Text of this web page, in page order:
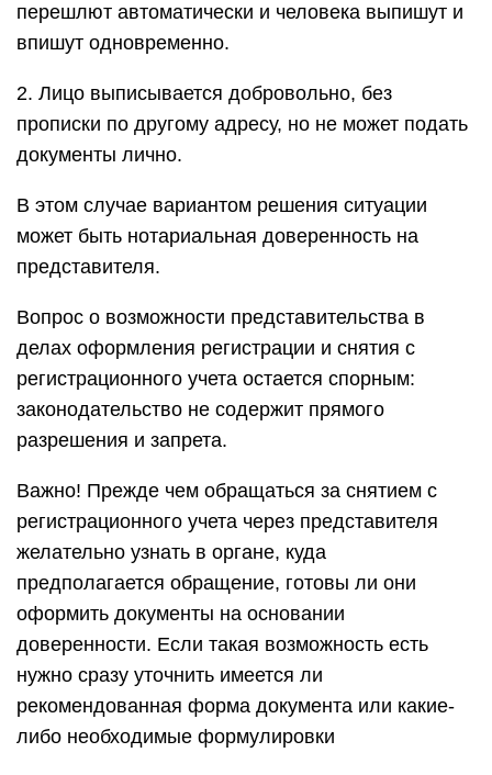
перешлют автоматически и человека выпишут и
впишут одновременно.
2. Лицо выписывается добровольно, без
прописки по другому адресу, но не может подать
документы лично.
В этом случае вариантом решения ситуации
может быть нотариальная доверенность на
представителя.
Вопрос о возможности представительства в
делах оформления регистрации и снятия с
регистрационного учета остается спорным:
законодательство не содержит прямого
разрешения и запрета.
Важно! Прежде чем обращаться за снятием с
регистрационного учета через представителя
желательно узнать в органе, куда
предполагается обращение, готовы ли они
оформить документы на основании
доверенности. Если такая возможность есть
нужно сразу уточнить имеется ли
рекомендованная форма документа или какие-
либо необходимые формулировки